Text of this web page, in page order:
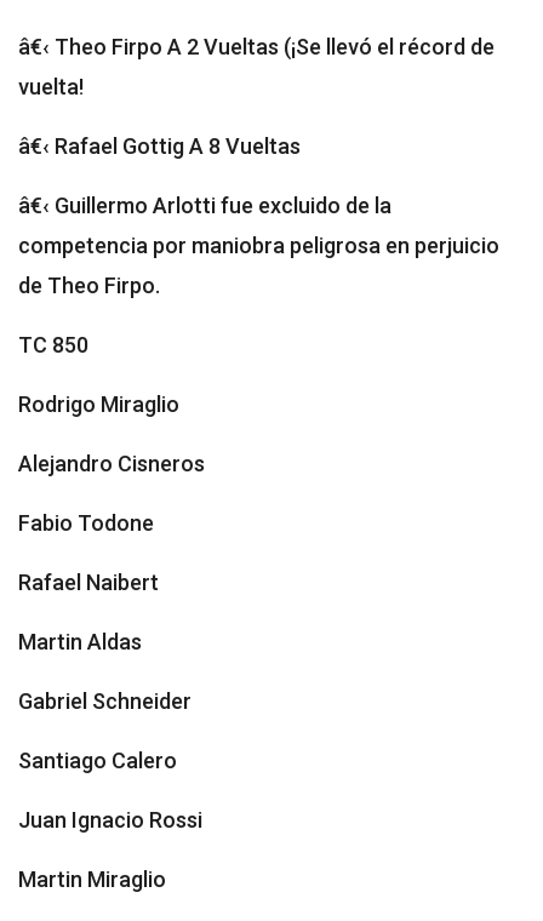
â€‹ Theo Firpo A 2 Vueltas (¡Se llevó el récord de
vuelta!
â€‹ Rafael Gottig A 8 Vueltas
â€‹ Guillermo Arlotti fue excluido de la
competencia por maniobra peligrosa en perjuicio
de Theo Firpo.
TC 850
Rodrigo Miraglio
Alejandro Cisneros
Fabio Todone
Rafael Naibert
Martin Aldas
Gabriel Schneider
Santiago Calero
Juan Ignacio Rossi
Martin Miraglio